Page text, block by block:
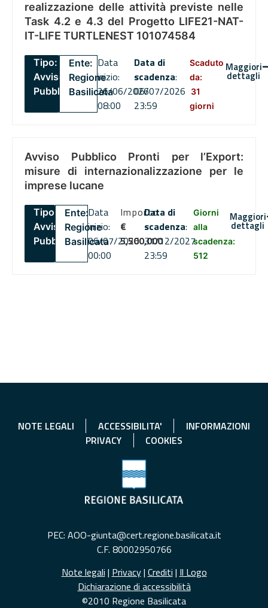
realizzazione delle attività previste nelle
Task 4.2 e 4.3 del Progetto LIFE21-NAT-
IT-LIFE TURTLENEST 101074584
Tipo:
Avviso
Pubblico
Ente:
Regione
Basilicata
Data
inizio:
26/06/2026
08:00
Data di
scadenza:
06/07/2026
23:59
Scaduto
da:
31
giorni
Maggiori
dettagli
Avviso Pubblico Pronti per l’Export:
misure di internazionalizzazione per le
imprese lucane
Tipo:
Avviso
Pubblico
Ente:
Regione
Basilicata
Data
inizio:
06/07/2026
00:00
Importo
€
5,500,000
Data di
scadenza:
31/12/2027
23:59
Giorni
alla
scadenza:
512
Maggiori
dettagli
NOTE LEGALI ACCESSIBILITA'
INFORMAZIONI
PRIVACY
COOKIES
PEC: AOO-giunta@cert.regione.basilicata.it
C.F. 80002950766
Note legali | Privacy| Crediti | Il Logo
Dichiarazione di accessibilità
©2010 Regione Basilicata